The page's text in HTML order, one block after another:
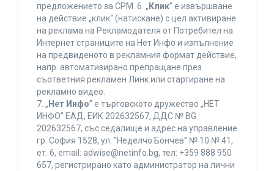
предложението за CPM. 6. „ Клик” е извършване
на действие „клик“ (натискане) с цел активиране
на реклама на Рекламодателя от Потребител на
Интернет страниците на Нет Инфо и изпълнение
на предвиденото в рекламния формат действие,
напр. автоматизирано препращане през
съответния рекламен Линк или стартиране на
рекламно видео.
7. „ Нет Инфо” е търговското дружество „НЕТ
ИНФО” ЕАД, ЕИК 202632567, ДДС № BG
202632567, със седалище и адрес на управление
гр. София 1528, ул. ”Неделчо Бончев” № 10 № 41,
ет. 6, еmail: adwise@netinfo.bg, тел: +359 888 950
657, регистрирано като администратор на лични